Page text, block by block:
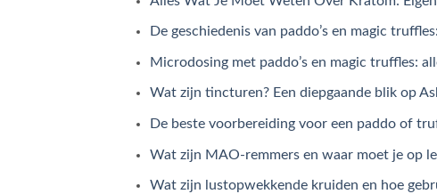
De geschiedenis van paddo’s en magic
Microdosing met paddo’s en magic truffles:
Wat zijn tincturen? Een diepgaande blik op
De beste voorbereiding voor een paddo of
Wat zijn MAO-remmers en waar moet je op
Wat zijn lustopwekkende kruiden en hoe